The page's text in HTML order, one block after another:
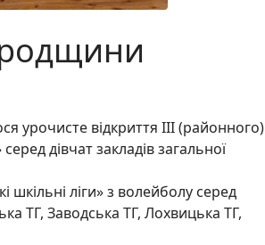
урочисте відкриття ІІІ (районного)
дівчат закладів загальної
шкільні ліги» з волейболу серед
ТГ, Заводська ТГ, Лохвицька ТГ,